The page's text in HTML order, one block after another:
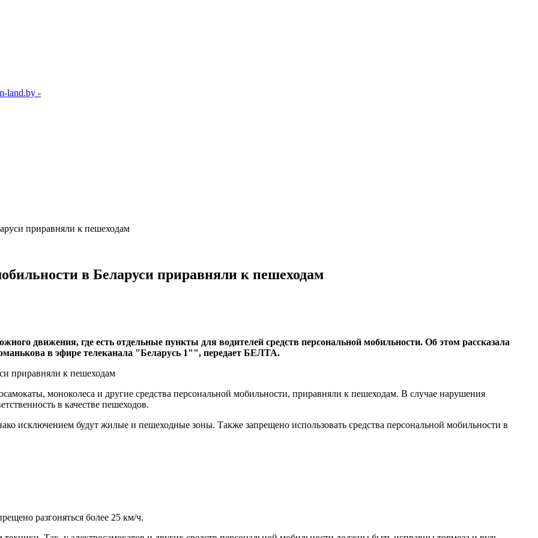
land.by -
приравняли к пешеходам
в Беларуси приравняли к пешеходам
движения, где есть отдельные пункты для водителей средств персональной мобильности. Об этом рассказала
в эфире телеканала "Беларусь 1"", передает БЕЛТА.
моноколеса и другие средства персональной мобильности, приравняли к пешеходам. В случае нарушения
в качестве пешеходов.
исключением будут жилые и пешеходные зоны. Также запрещено использовать средства персональной мобильности в
разгоняться более 25 км/ч.